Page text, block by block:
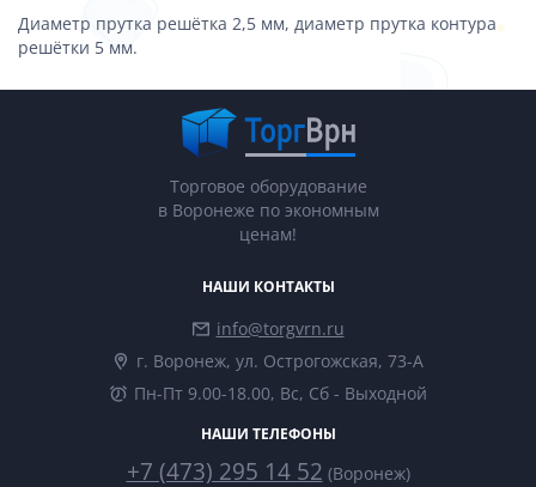
Диаметр прутка решётка 2,5 мм, диаметр прутка контура
решётки 5 мм.
Торговое оборудование
в Воронеже по экономным
ценам!
НАШИ КОНТАКТЫ
info@torgvrn.ru
г. Воронеж, ул. Острогожская, 73-А
Пн-Пт 9.00-18.00, Вс, Сб - Выходной
НАШИ ТЕЛЕФОНЫ
+7 (473) 295 14 52 (Воронеж)